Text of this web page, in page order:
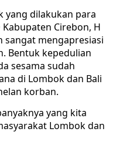
yang dilakukan para
Kabupaten Cirebon, H
sangat mengapresiasi
Bentuk kepedulian
sesama sudah
di Lombok dan Bali
korban.
yang kita
Lombok dan